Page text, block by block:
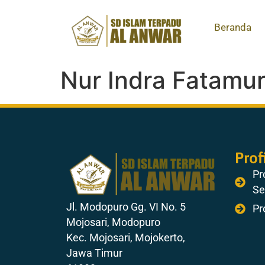
Beranda
Nur Indra
Jl. Modopuro Gg. VI No. 5
Mojosari, Modopuro
Kec. Mojosari, Mojokerto,
Jawa Timur